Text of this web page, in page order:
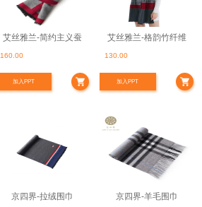
艾丝雅兰-简约主义蚕
160.00
加入PPT
艾丝雅兰-格韵竹纤维
130.00
加入PPT
京四界-拉绒围巾 京四界-羊毛围巾